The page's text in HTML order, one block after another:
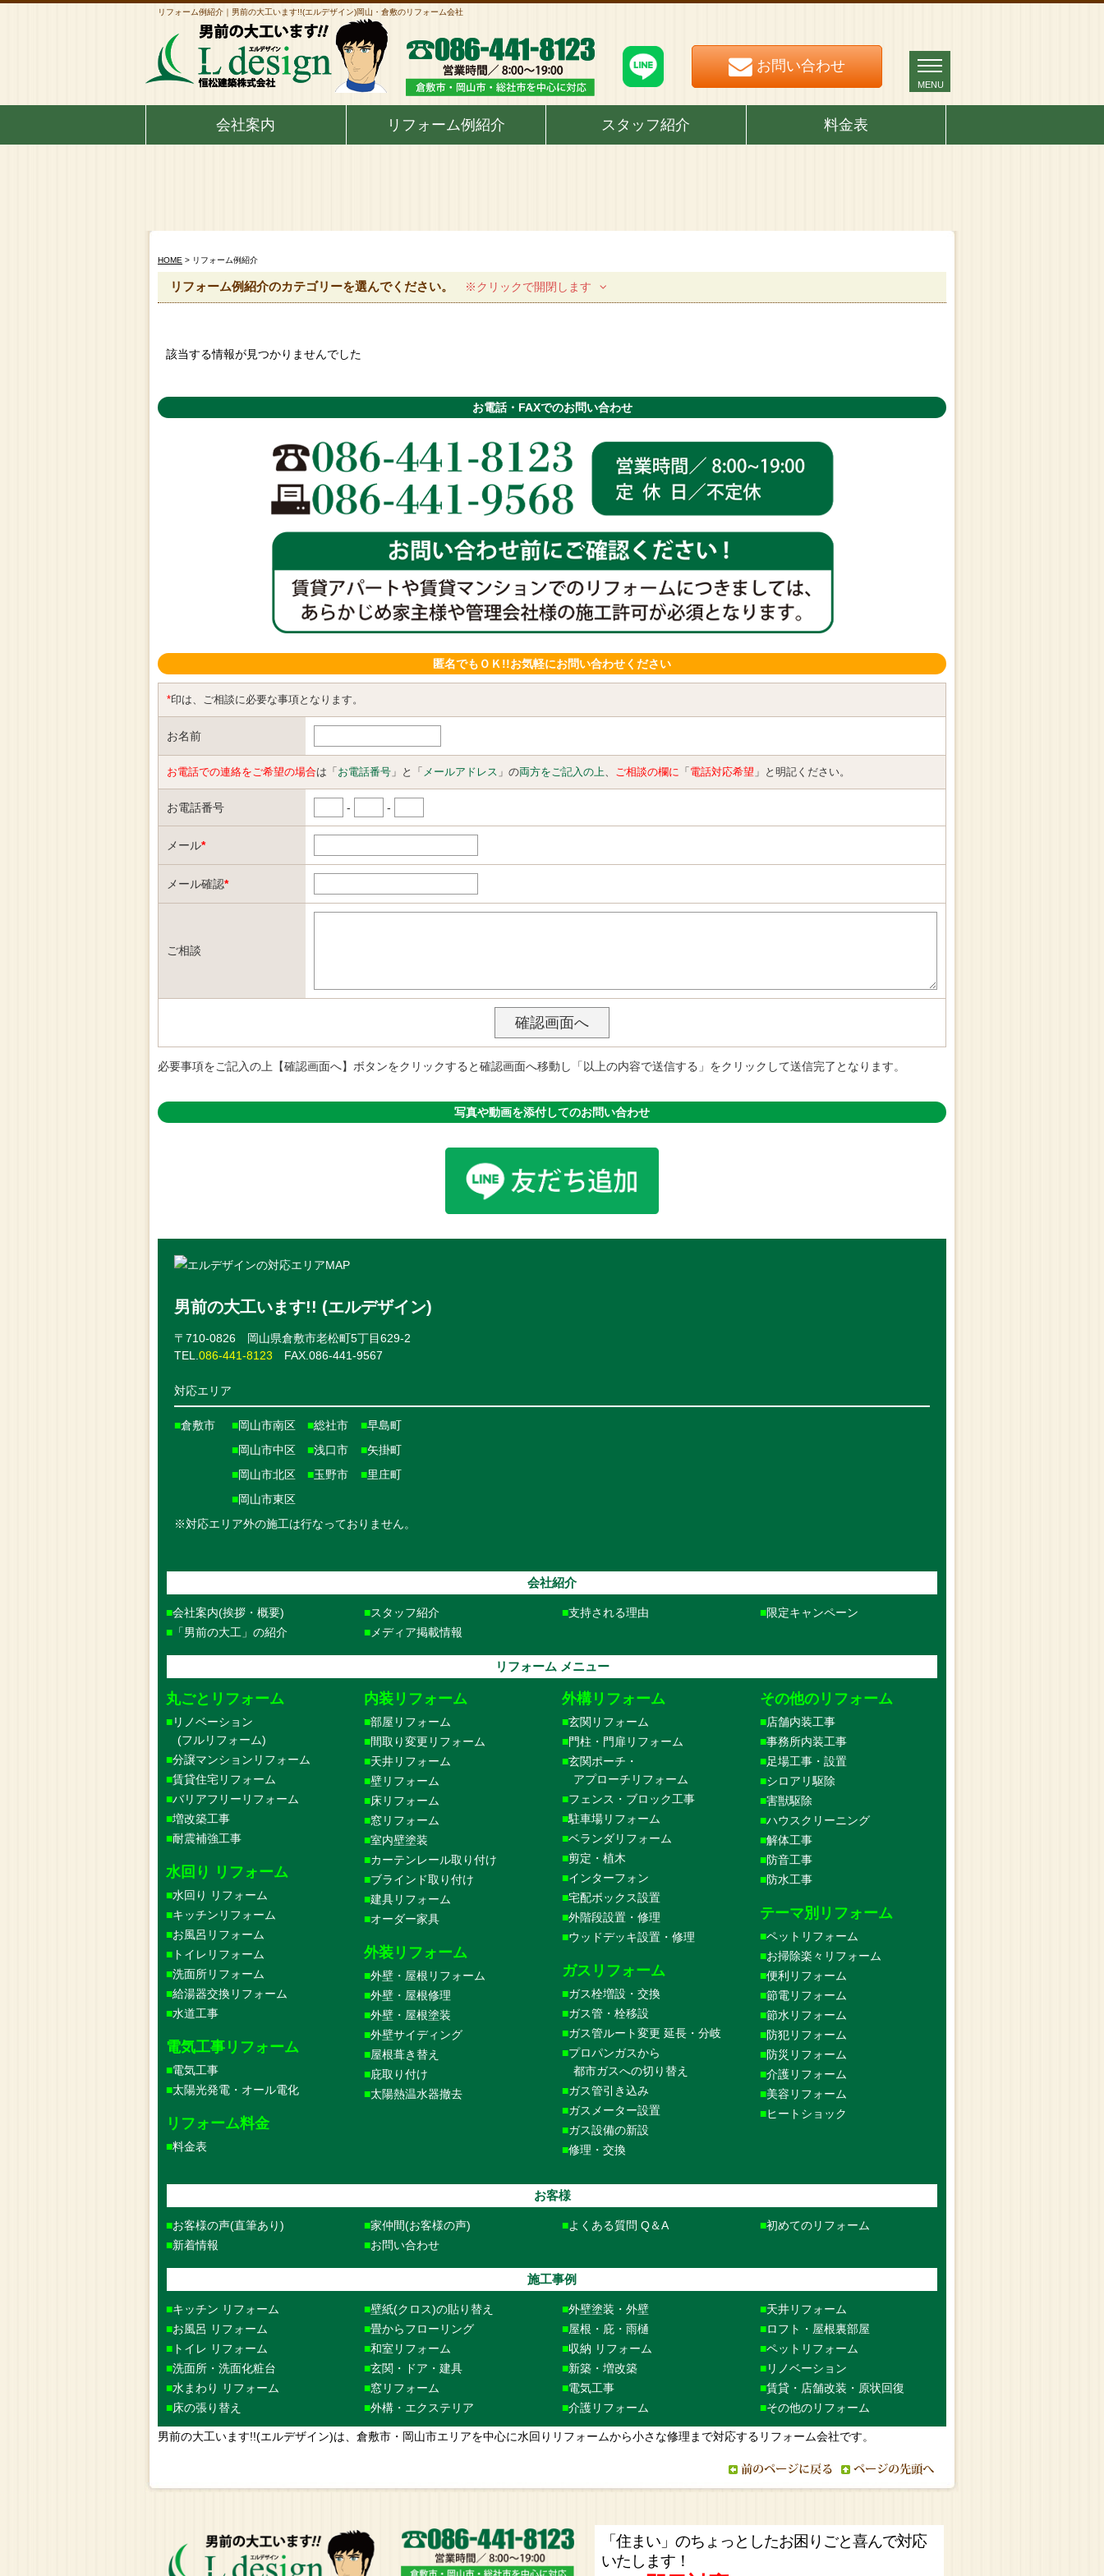
リフォーム例紹介｜男前の大工います!!(エルデザイン)岡山・倉敷のリフォーム会社
お問い合わせ
MENU
会社案内 リフォーム例紹介 スタッフ紹介 料金表
HOME > リフォーム例紹介
リフォーム例紹介のカテゴリーを選んでください。 ※クリックで開閉します
該当する情報が見つかりませんでした
お電話・FAXでのお問い合わせ
匿名でもＯＫ!!お気軽にお問い合わせください
*印は、ご相談に必要な事項となります。
お名前
お電話での連絡をご希望の場合は「 お電話番号 」と「 メールアドレス 」の両方をご記入の上、 ご相談の欄に 「 電話対応希望 」と明記ください。
お電話番号 - -
メール*
メール確認*
ご相談
必要事項をご記入の上【確認画面へ】ボタンをクリックすると確認画面へ移動し「以上の内容で送信する」をクリックして送信完了となります。
写真や動画を添付してのお問い合わせ
男前の大工います!! (エルデザイン)
〒710-0826 岡山県倉敷市老松町5丁目629-2
TEL. 086-441-8123 FAX.086-441-9567
対応エリア
■倉敷市 ■岡山市南区
■岡山市中区
■岡山市北区
■岡山市東区
■総社市
■浅口市
■玉野市
■早島町
■矢掛町
■里庄町
※対応エリア外の施工は行なっておりません。
会社紹介
会社案内(挨拶・概要)
「男前の大工」の紹介
スタッフ紹介
メディア掲載情報
支持される理由 限定キャンペーン
リフォーム メニュー
丸ごとリフォーム
リノベーション
(フルリフォーム)
分譲マンションリフォーム
賃貸住宅リフォーム
バリアフリーリフォーム
増改築工事
耐震補強工事
水回り リフォーム
水回り リフォーム
キッチンリフォーム
お風呂リフォーム
トイレリフォーム
洗面所リフォーム
給湯器交換リフォーム
水道工事
電気工事リフォーム
電気工事
太陽光発電・オール電化
リフォーム料金
料金表
内装リフォーム
部屋リフォーム
間取り変更リフォーム
天井リフォーム
壁リフォーム
床リフォーム
窓リフォーム
室内壁塗装
カーテンレール取り付け
ブラインド取り付け
建具リフォーム
オーダー家具
外装リフォーム
外壁・屋根リフォーム
外壁・屋根修理
外壁・屋根塗装
外壁サイディング
屋根葺き替え
庇取り付け
太陽熱温水器撤去
外構リフォーム
玄関リフォーム
門柱・門扉リフォーム
玄関ポーチ・
アプローチリフォーム
フェンス・ブロック工事
駐車場リフォーム
ベランダリフォーム
剪定・植木
インターフォン
宅配ボックス設置
外階段設置・修理
ウッドデッキ設置・修理
ガスリフォーム
ガス栓増設・交換
ガス管・栓移設
ガス管ルート変更 延長・分岐
プロパンガスから
都市ガスへの切り替え
ガス管引き込み
ガスメーター設置
ガス設備の新設
修理・交換
その他のリフォーム
店舗内装工事
事務所内装工事
足場工事・設置
シロアリ駆除
害獣駆除
ハウスクリーニング
解体工事
防音工事
防水工事
テーマ別リフォーム
ペットリフォーム
お掃除楽々リフォーム
便利リフォーム
節電リフォーム
節水リフォーム
防犯リフォーム
防災リフォーム
介護リフォーム
美容リフォーム
ヒートショック
お客様
お客様の声(直筆あり)
新着情報
家仲間(お客様の声)
お問い合わせ
よくある質問 Q＆A 初めてのリフォーム
施工事例
キッチン リフォーム
お風呂 リフォーム
トイレ リフォーム
洗面所・洗面化粧台
水まわり リフォーム
床の張り替え
壁紙(クロス)の貼り替え
畳からフローリング
和室リフォーム
玄関・ドア・建具
窓リフォーム
外構・エクステリア
外壁塗装・外壁
屋根・庇・雨樋
収納 リフォーム
新築・増改築
電気工事
介護リフォーム
天井リフォーム
ロフト・屋根裏部屋
ペットリフォーム
リノベーション
賃貸・店舗改装・原状回復
その他のリフォーム
男前の大工います!!(エルデザイン)は、倉敷市・岡山市エリアを中心に水回りリフォームから小さな修理まで対応するリフォーム会社です。
「住まい」のちょっとしたお困りごと喜んで対応
いたします！
お問い合わせ
MENU